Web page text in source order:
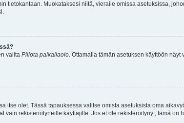
tietokantaan. Muokataksesi niitä, vieraile omissa asetuksissa,
valita Piilota paikallaolo. Ottamalla tämän asetuksen käyttöön
itse olet. Tässä tapauksessa valitse omista asetuksista oma
vain rekisteröityneille käyttäjille. Jos et ole rekisteröitynyt, tämä on